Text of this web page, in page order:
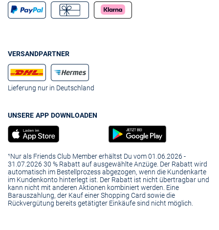
VERSANDPARTNER
Lieferung nur in Deutschland
UNSERE APP DOWNLOADEN
¹Nur als Friends Club Member erhältst Du vom 01.06.2026 -
31.07.2026 30 % Rabatt auf ausgewählte Anzüge. Der Rabatt wird
automatisch im Bestellprozess abgezogen, wenn die Kundenkarte
im Kundenkonto hinterlegt ist. Der Rabatt ist nicht übertragbar und
kann nicht mit anderen Aktionen kombiniert werden. Eine
Barauszahlung, der Kauf einer Shopping Card sowie die
Rückvergütung bereits getätigter Einkäufe sind nicht möglich.